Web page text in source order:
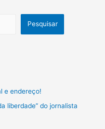
Pesquisar
e endereço!
liberdade” do jornalista